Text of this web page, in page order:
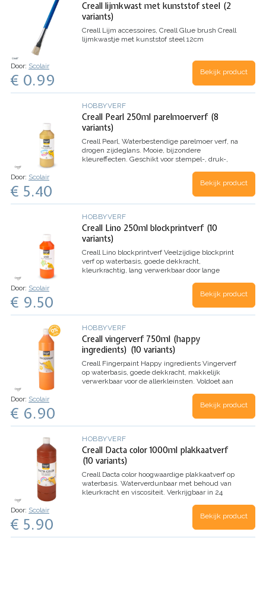
Creall lijmkwast met kunststof steel (2
variants)
Creall Lijm accessoires, Creall Glue brush Creall
lijmkwastje met kunststof steel 12cm
Door: Scolair
€ 0.99 Bekijk product
HOBBYVERF
Creall Pearl 250ml parelmoerverf (8
variants)
Creall Pearl, Waterbestendige parelmoer verf, na
drogen zijdeglans. Mooie, bijzondere
kleureffecten. Geschikt voor stempel-, druk-,
Door: Scolair
€ 5.40 Bekijk product
HOBBYVERF
Creall Lino 250ml blockprintverf (10
variants)
Creall Lino blockprintverf Veelzijdige blockprint
verf op waterbasis, goede dekkracht,
kleurkrachtig, lang verwerkbaar door lange
Door: Scolair
€ 9.50 Bekijk product
HOBBYVERF
Creall vingerverf 750ml (happy
ingredients) (10 variants)
Creall Fingerpaint Happy ingredients Vingerverf
op waterbasis, goede dekkracht, makkelijk
verwerkbaar voor de allerkleinsten. Voldoet aan
Door: Scolair
€ 6.90 Bekijk product
HOBBYVERF
Creall Dacta color 1000ml plakkaatverf
(10 variants)
Creall Dacta color hoogwaardige plakkaatverf op
waterbasis. Waterverdunbaar met behoud van
kleurkracht en viscositeit. Verkrijgbaar in 24
Door: Scolair
€ 5.90 Bekijk product